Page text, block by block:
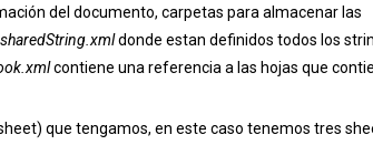
del documento, carpetas para almacenar las
sharedString.xmldonde estan definidos todos los
contiene una referencia a las hojas que
que tengamos, en este caso tenemos tres